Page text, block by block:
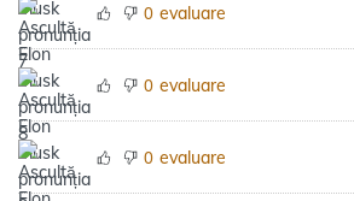
0 evaluare
0 evaluare
0 evaluare